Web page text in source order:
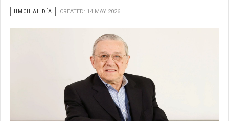
IIMCH AL DÍA CREATED: 14 MAY 2026